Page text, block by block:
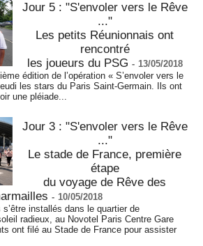
Jour 5 : "S'envoler vers le Rêve
..."
Les petits Réunionnais ont
rencontré
les joueurs du PSG - 13/05/2018
édition de l’opération « S’envoler vers le
les stars du Paris Saint-Germain. Ils ont
une pléiade...
Jour 3 : "S'envoler vers le Rêve
..."
Le stade de France, première
étape
du voyage de Rêve des
- 10/05/2018
installés dans le quartier de
radieux, au Novotel Paris Centre Gare
ont filé au Stade de France pour assister